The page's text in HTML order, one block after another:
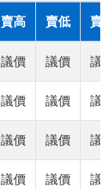
賣高 賣低 賣
議價 議價 議
議價 議價 議
議價 議價 議
議價 議價 議